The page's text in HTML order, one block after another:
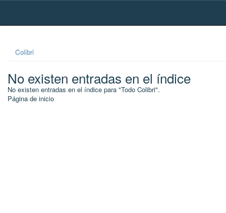
Skip
Colibri
No existen entradas en el índice
No existen entradas en el índice para "Todo Colibri".
Página de inicio